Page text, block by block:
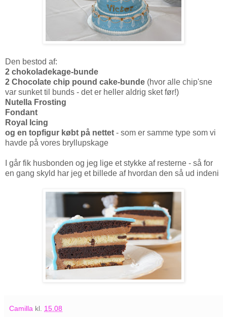
Den bestod af:
2 chokoladekage-bunde
2 Chocolate chip pound cake-bunde (hvor alle chip'sne
var sunket til bunds - det er heller aldrig sket før!)
Nutella Frosting
Fondant
Royal Icing
og en topfigur købt på nettet - som er samme type som vi
havde på vores bryllupskage
I går fik husbonden og jeg lige et stykke af resterne - så for
en gang skyld har jeg et billede af hvordan den så ud indeni
Camilla kl. 15.08